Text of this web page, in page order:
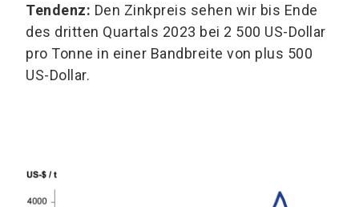
Tendenz: Den Zinkpreis sehen wir bis Ende
des dritten Quartals 2023 bei 2 500 US-Dollar
pro Tonne in einer Bandbreite von plus 500
US-Dollar.